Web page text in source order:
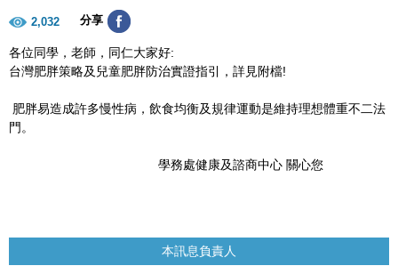
2,032 分享
各位同學，老師，同仁大家好:
台灣肥胖策略及兒童肥胖防治實證指引，詳見附檔!
肥胖易造成許多慢性病，飲食均衡及規律運動是維持理想體重不二法
門。
學務處健康及諮商中心 關心您
本訊息負責人